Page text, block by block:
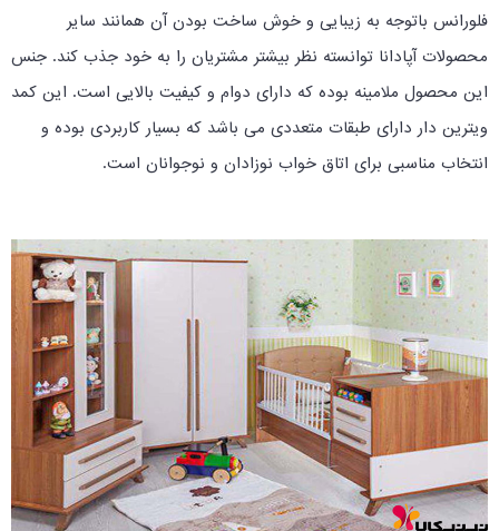
فلورانس باتوجه به زیبایی و خوش ساخت بودن آن همانند سایر
محصولات آپادانا توانسته نظر بیشتر مشتریان را به خود جذب کند. جنس
این محصول ملامینه بوده که دارای دوام و کیفیت بالایی است. این کمد
ویترین دار دارای طبقات متعددی می باشد که بسیار کاربردی بوده و
انتخاب مناسبی برای اتاق خواب نوزادان و نوجوانان است.